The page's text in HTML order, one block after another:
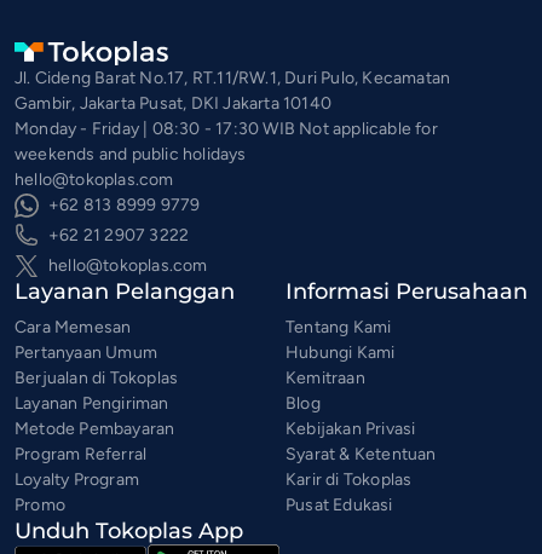
Jl. Cideng Barat No.17, RT.11/RW.1, Duri Pulo, Kecamatan
Gambir, Jakarta Pusat, DKI Jakarta 10140
Monday - Friday | 08:30 - 17:30 WIB Not applicable for
weekends and public holidays
hello@tokoplas.com
+62 813 8999 9779
+62 21 2907 3222
hello@tokoplas.com
Layanan Pelanggan
Cara Memesan
Pertanyaan Umum
Berjualan di Tokoplas
Layanan Pengiriman
Metode Pembayaran
Program Referral
Loyalty Program
Promo
Informasi Perusahaan
Tentang Kami
Hubungi Kami
Kemitraan
Blog
Kebijakan Privasi
Syarat & Ketentuan
Karir di Tokoplas
Pusat Edukasi
Unduh Tokoplas App